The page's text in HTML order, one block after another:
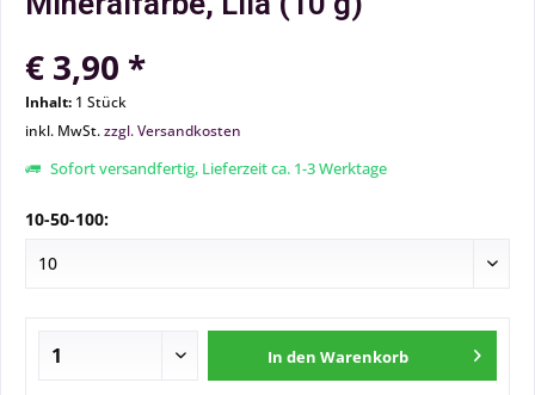
€ 3,90 *
Inhalt: 1 Stück
inkl. MwSt.zzgl. Versandkosten
Sofort versandfertig, Lieferzeit ca. 1-3 Werktage
10-50-100:
In den Warenkorb